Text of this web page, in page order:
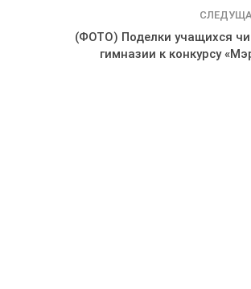
(ФОТО) Поделки учащихся
гимназии к конкурсу